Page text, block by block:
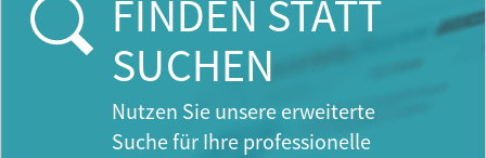
FINDEN STATT
SUCHEN
Nutzen Sie unsere erweiterte
Suche für Ihre professionelle